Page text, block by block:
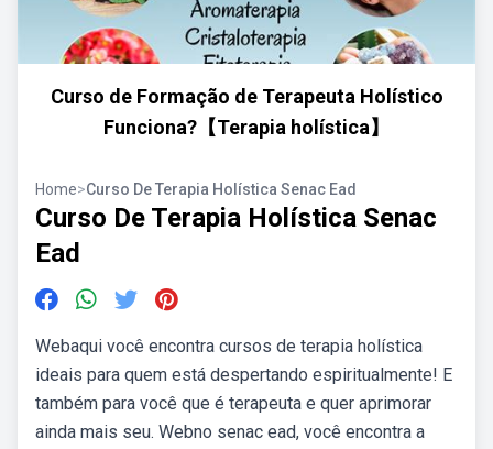
Curso de Formação de Terapeuta Holístico
Funciona?【Terapia holística】
Home>Curso De Terapia Holística Senac Ead
Curso De Terapia Holística Senac
Ead
Webaqui você encontra cursos de terapia holística
ideais para quem está despertando espiritualmente! E
também para você que é terapeuta e quer aprimorar
ainda mais seu. Webno senac ead, você encontra a